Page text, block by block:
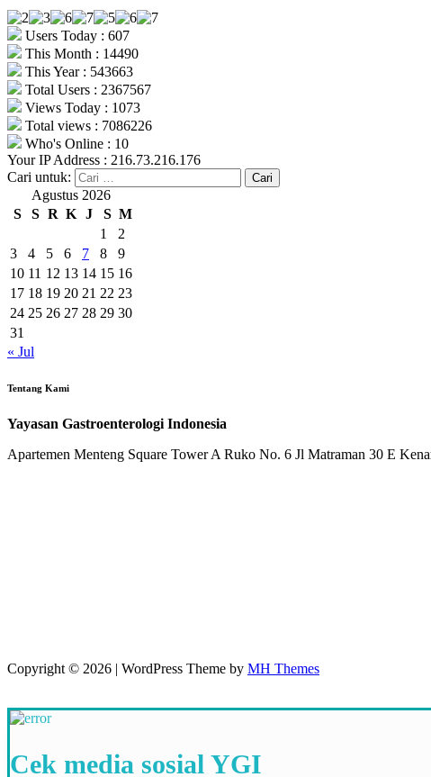
Users Today : 607
This Month : 14490
This Year : 543663
Total Users : 2367567
Views Today : 1073
Total views : 7086226
Who's Online : 10
Your IP Address : 216.73.216.176
Cari untuk:
Agustus 2026
S
S R K J S M
1
2
3
4 5 6 7 8
9
10 11 12 13 14 15 16
17 18 19 20 21 22 23
24 25 26 27 28 29 30
31
« Jul
Tentang Kami
Yayasan Gastroenterologi Indonesia
Apartemen Menteng Square Tower A Ruko No. 6 Jl Matraman 30 E
Copyright © 2026 | WordPress Theme by MH Themes
Cek media sosial YGI